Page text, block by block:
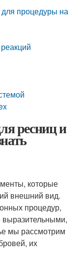
процедуры на
ресниц и
которые
внешний вид.
процедур,
выразительными,
мы рассмотрим
их